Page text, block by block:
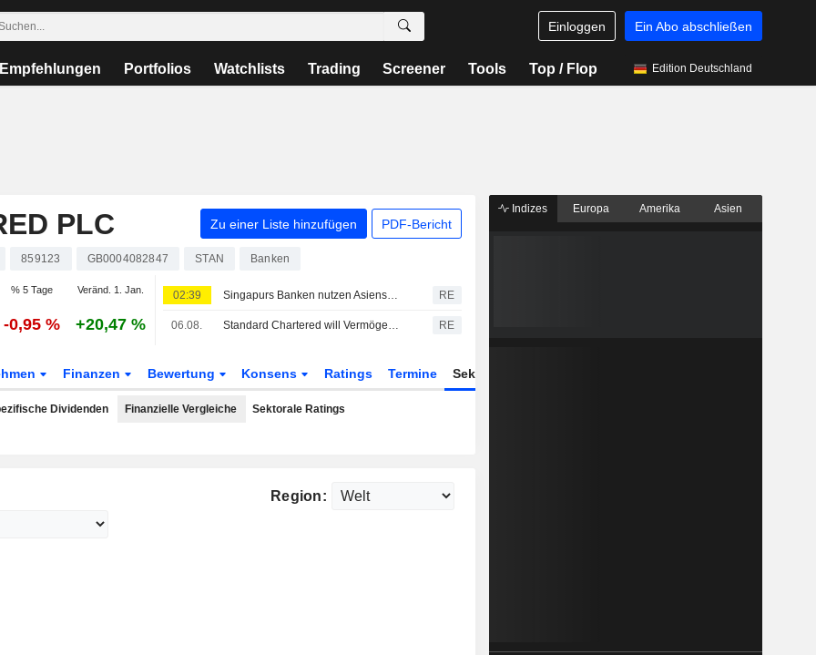
Einloggen Ein Abo abschließen
Empfehlungen Portfolios Watchlists Trading Screener Tools Top / Flop Edition Deutschland
PLC Zu einer Liste hinzufügen PDF-Bericht
859123 GB0004082847 STAN Banken
% 5 Tage Veränd. 1. Jan.
-0,95 % +20,47 %
02:39 Singapurs Banken nutzen Asiens Vermögensboom, um Gegenwind durch sinkende Zinsen abzufedern RE
06.08. Standard Chartered will Vermögensprodukte im indischen Finanzzentrum GIFT City anbieten RE
Finanzen Bewertung Konsens Ratings Termine Sektor
Dividenden Finanzielle Vergleiche Sektorale Ratings
Region:
Indizes Europa Amerika Asien